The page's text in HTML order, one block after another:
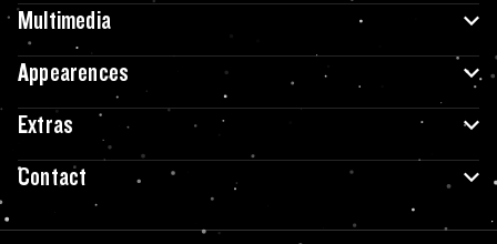
Multimedia
Appearences
Extras
Contact